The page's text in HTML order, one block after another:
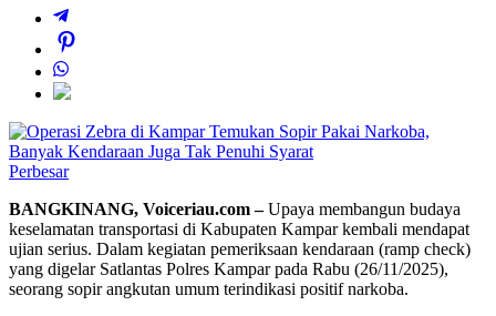
Perbesar
BANGKINANG, Voiceriau.com –Upaya membangun budaya
keselamatan transportasi di Kabupaten Kampar kembali mendapat
ujian serius. Dalam kegiatan pemeriksaan kendaraan (ramp check)
yang digelar Satlantas Polres Kampar pada Rabu (26/11/2025),
seorang sopir angkutan umum terindikasi positif narkoba.